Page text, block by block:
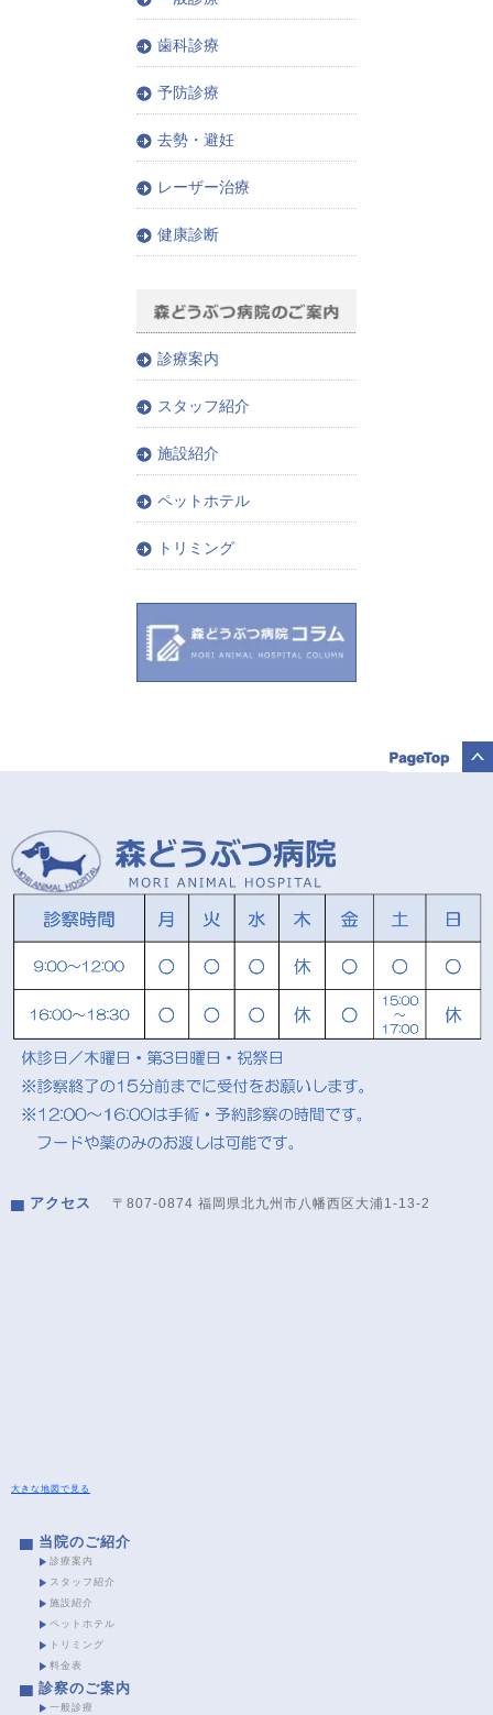
歯科診療
予防診療
去勢・避妊
レーザー治療
健康診断
診療案内
スタッフ紹介
施設紹介
ペットホテル
トリミング
アクセス 〒807-0874 福岡県北九州市八幡西区大浦1-13-2
大きな地図で見る
当院のご紹介
診療案内
スタッフ紹介
施設紹介
ペットホテル
トリミング
料金表
診察のご案内
一般診療